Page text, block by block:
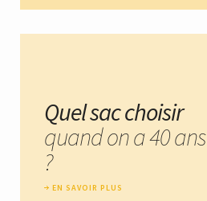
Quel sac choisir
quand on a 40 ans
?
EN SAVOIR PLUS